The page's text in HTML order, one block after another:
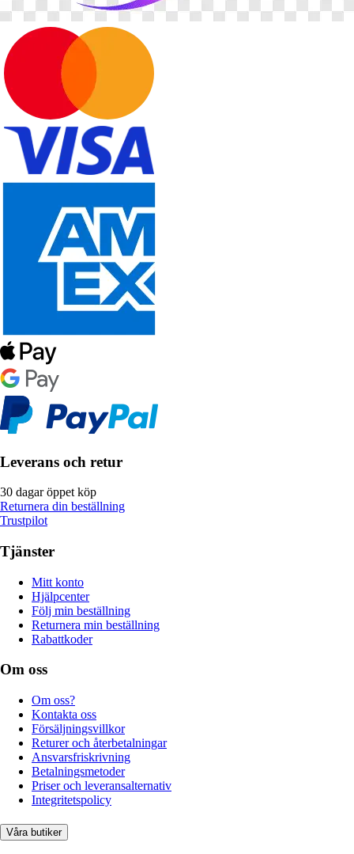
Leverans och retur
30 dagar öppet köp
Returnera din beställning
Trustpilot
Tjänster
Mitt konto
Hjälpcenter
Följ min beställning
Returnera min beställning
Rabattkoder
Om oss
Om oss?
Kontakta oss
Försäljningsvillkor
Returer och återbetalningar
Ansvarsfriskrivning
Betalningsmetoder
Priser och leveransalternativ
Integritetspolicy
Våra butiker